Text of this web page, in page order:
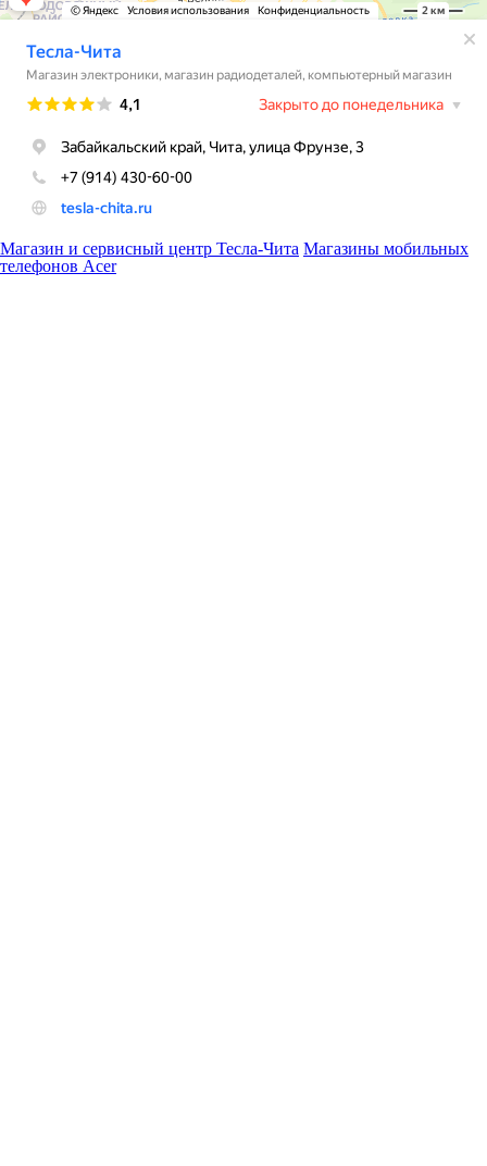
Магазин и сервисный центр Тесла-Чита Магазины мобильных
телефонов Acer